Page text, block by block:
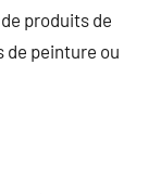
produits de
de peinture ou